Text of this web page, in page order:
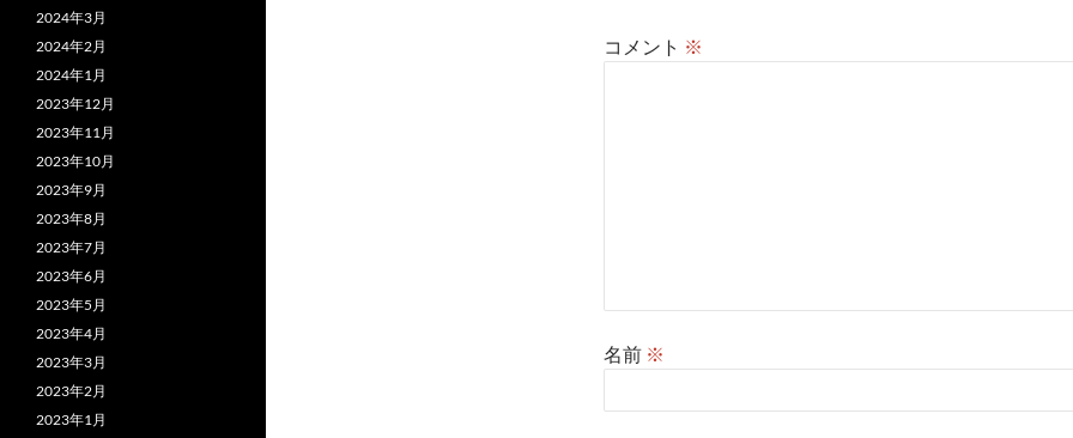
コメント ※
名前 ※
2024年3月
2024年2月
2024年1月
2023年12月
2023年11月
2023年10月
2023年9月
2023年8月
2023年7月
2023年6月
2023年5月
2023年4月
2023年3月
2023年2月
2023年1月